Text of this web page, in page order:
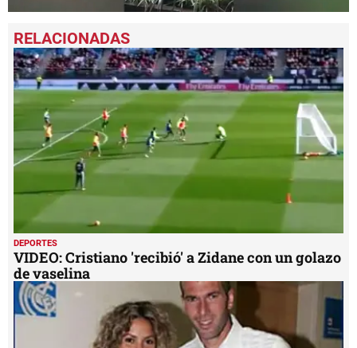
seconds
of
1
minute,
0
DEPORTES
VIDEO: Cristiano 'recibió' a Zidane con un golazo
de vaselina